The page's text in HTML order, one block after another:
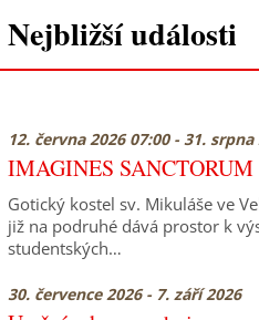
Nejbližší události
12. června 2026 07:00 - 31. srpna
IMAGINES SANCTORUM
Gotický kostel sv. Mikuláše ve
již na podruhé dává prostor k
studentských…
30. července 2026 - 7. září 2026